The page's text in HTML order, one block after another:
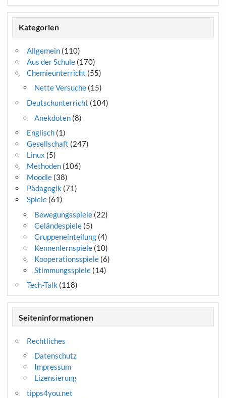
Kategorien
Allgemein(110)
Aus der Schule(170)
Chemieunterricht (55)
Nette Versuche(15)
Deutschunterricht (104)
Anekdoten(8)
Englisch(1)
Gesellschaft (247)
Linux (5)
Methoden(106)
Moodle(38)
Pädagogik (71)
Spiele(61)
Bewegungsspiele(22)
Geländespiele(5)
Gruppeneinteilung(4)
Kennenlernspiele(10)
Kooperationsspiele(6)
Stimmungsspiele(14)
Tech-Talk (118)
Seiteninformationen
Rechtliches
Datenschutz
Impressum
Lizensierung
tipps4you.net